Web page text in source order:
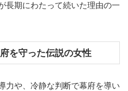
長期にわたって続いた理由の一
を守った伝説の女性
力や、冷静な判断で幕府を導い